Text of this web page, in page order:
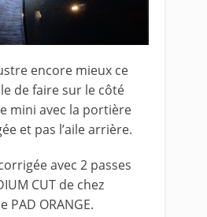
encore mieux ce
de faire sur le côté
mini avec la portière
et pas l’aile arrière.
avec 2 passes
CUT de chez
PAD ORANGE.